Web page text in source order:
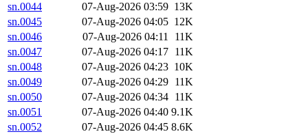
sn.0044
07-Aug-2026 03:59 13K
sn.0045
07-Aug-2026 04:05 12K
sn.0046
07-Aug-2026 04:11
11K
sn.0047
07-Aug-2026 04:17 11K
sn.0048
07-Aug-2026 04:23 10K
sn.0049
07-Aug-2026 04:29 11K
sn.0050
07-Aug-2026 04:34 11K
sn.0051
07-Aug-2026 04:40 9.1K
sn.0052
07-Aug-2026 04:45 8.6K